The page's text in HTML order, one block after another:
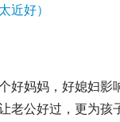
好妈妈，好媳妇
公好过，更为孩